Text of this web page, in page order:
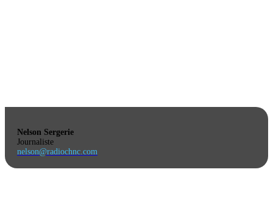
Nelson Sergerie
Journaliste
nelson@radiochnc.com